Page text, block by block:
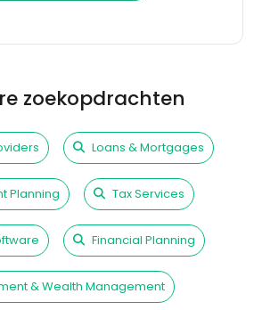
zoekopdrachten
Loans & Mortgages
Planning Tax Services
Financial Planning
& Wealth Management